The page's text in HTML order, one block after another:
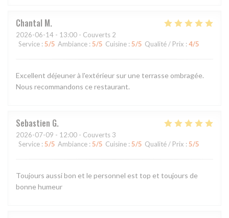
Chantal M
2026-06-14 - 13:00 - Couverts 2
Service : 5/5 Ambiance : 5/5 Cuisine : 5/5 Qualité / Prix : 4/5
Excellent déjeuner à l'extérieur sur une terrasse ombragée.
Nous recommandons ce restaurant.
Sebastien G
2026-07-09 - 12:00 - Couverts 3
Service : 5/5 Ambiance : 5/5 Cuisine : 5/5 Qualité / Prix : 5/5
Toujours aussi bon et le personnel est top et toujours de
bonne humeur